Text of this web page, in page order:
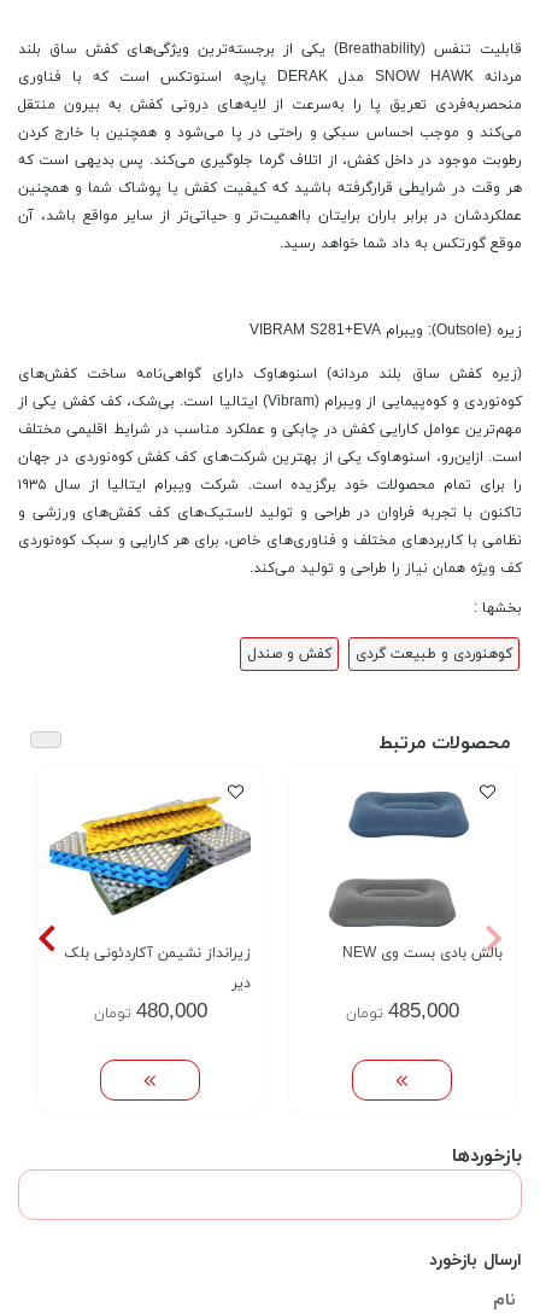
قابلیت تنفس (Breathability) یکی از برجسته‌ترین ویژگی‌های کفش ساق بلند
مردانه SNOW HAWK مدل DERAK پارچه اسنوتکس است که با فناوری
منحصربه‌فردی تعریق پا را به‌سرعت از لایه‌های درونی کفش به بیرون منتقل
می‌کند و موجب احساس سبکی و راحتی در پا می‌شود و همچنین با خارج کردن
رطوبت موجود در داخل کفش، از اتلاف گرما جلوگیری می‌کند. پس بدیهی است که
هر وقت در شرایطی قرارگرفته باشید که کیفیت کفش یا پوشاک شما و همچنین
عملکردشان در برابر باران برایتان بااهمیت‌تر و حیاتی‌تر از سایر مواقع باشد، آن
موقع گورتکس به داد شما خواهد رسید.
زیره (Outsole): ویبرام VIBRAM S281+EVA
(زیره کفش ساق بلند مردانه) اسنوهاوک دارای گواهی‌نامه ساخت کفش‌های
کوه‌نوردی و کوه‌پیمایی از ویبرام (Vibram) ایتالیا است. بی‌شک، کف کفش یکی از
مهم‌ترین عوامل کارایی کفش در چابکی و عملکرد مناسب در شرایط اقلیمی مختلف
است. ازاین‌رو، اسنوهاوک یکی از بهترین شرکت‌های کف کفش کوه‌نوردی در جهان
را برای تمام محصولات خود برگزیده است. شرکت ویبرام ایتالیا از سال ۱۹۳۵
تاکنون با تجربه فراوان در طراحی و تولید لاستیک‌های کف کفش‌های ورزشی و
نظامی با کاربردهای مختلف و فناوری‌های خاص، برای هر کارایی و سبک کوه‌نوردی
کف ویژه همان نیاز را طراحی و تولید می‌کند.
بخشها :
کوهنوردی و طبیعت گردی کفش و صندل
محصولات مرتبط
بالش بادی بست وی NEW
485,000 تومان
زیرانداز نشیمن آکاردئونی بلک
دیر
480,000 تومان
بازخوردها
ارسال بازخورد
نام